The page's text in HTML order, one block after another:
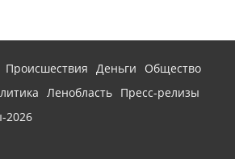
Происшествия Деньги
Общество
Ленобласть Пресс-релизы
2026